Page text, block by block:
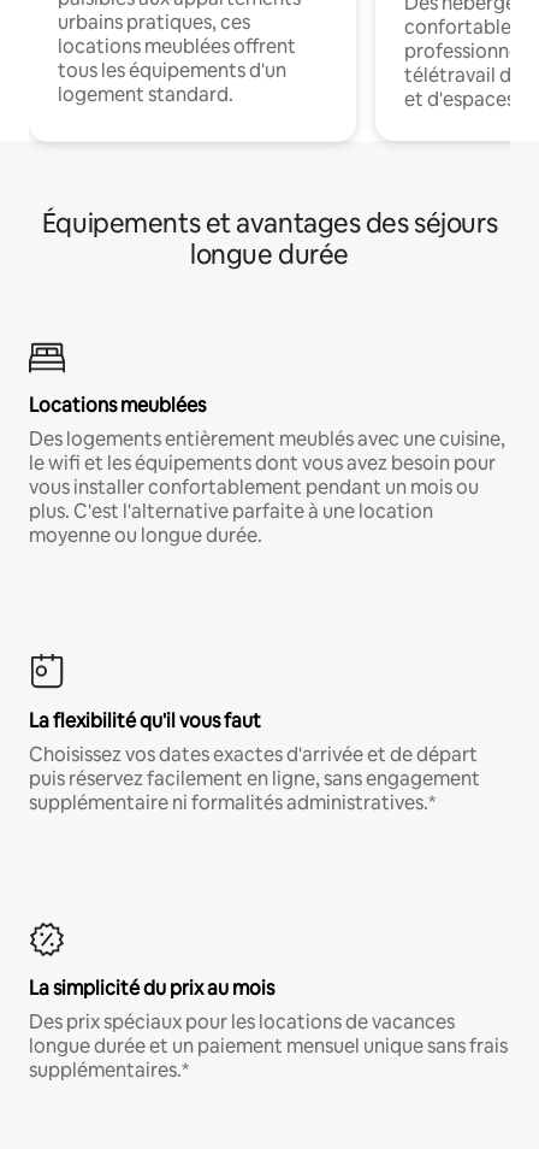
urbains pratiques, ces
locations meublées offrent
tous les équipements d'un
logement standard.
confortables
professionnels
télétravail
et d'espaces
Équipements et avantages des séjours
longue durée
Locations meublées
Des logements entièrement meublés avec une cuisine,
le wifi et les équipements dont vous avez besoin pour
vous installer confortablement pendant un mois ou
plus. C'est l'alternative parfaite à une location
moyenne ou longue durée.
La flexibilité qu'il vous faut
Choisissez vos dates exactes d'arrivée et de départ
puis réservez facilement en ligne, sans engagement
supplémentaire ni formalités administratives.*
La simplicité du prix au mois
Des prix spéciaux pour les locations de vacances
longue durée et un paiement mensuel unique sans frais
supplémentaires.*